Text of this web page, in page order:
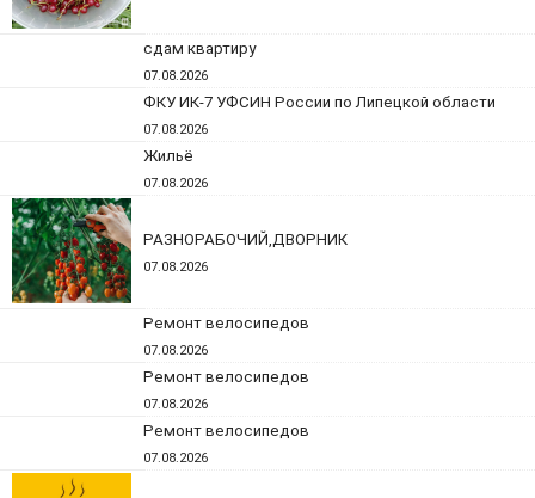
сдам квартиру
07.08.2026
ФКУ ИК-7 УФСИН России по Липецкой области
07.08.2026
Жильё
07.08.2026
РАЗНОРАБОЧИЙ,ДВОРНИК
07.08.2026
Ремонт велосипедов
07.08.2026
Ремонт велосипедов
07.08.2026
Ремонт велосипедов
07.08.2026